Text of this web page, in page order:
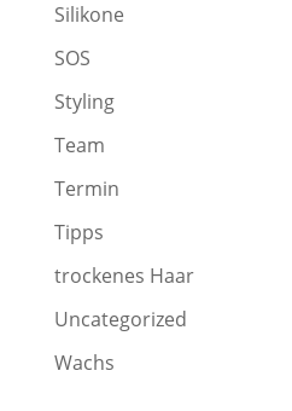
Silikone
SOS
Styling
Team
Termin
Tipps
trockenes Haar
Uncategorized
Wachs